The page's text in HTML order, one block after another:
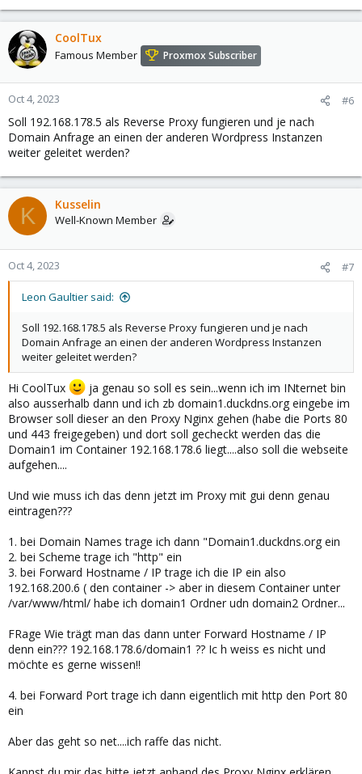
CoolTux
Famous Member Proxmox Subscriber
Oct 4, 2023 #6
Soll 192.168.178.5 als Reverse Proxy fungieren und je nach
Domain Anfrage an einen der anderen Wordpress Instanzen
weiter geleitet werden?
K Kusselin
Well-Known Member
Oct 4, 2023 #7
Leon Gaultier said:
Soll 192.168.178.5 als Reverse Proxy fungieren und je nach
Domain Anfrage an einen der anderen Wordpress Instanzen
weiter geleitet werden?
Hi CoolTux
ja genau so soll es sein...wenn ich im INternet bin
also ausserhalb dann und ich zb domain1.duckdns.org eingebe im
Browser soll dieser an den Proxy Nginx gehen (habe die Ports 80
und 443 freigegeben) und dort soll gecheckt werden das die
Domain1 im Container 192.168.178.6 liegt....also soll die webseite
aufgehen....
Und wie muss ich das denn jetzt im Proxy mit gui denn genau
eintragen???
1. bei Domain Names trage ich dann "Domain1.duckdns.org ein
2. bei Scheme trage ich "http" ein
3. bei Forward Hostname / IP trage ich die IP ein also
192.168.200.6 ( den container -> aber in diesem Container unter
/var/www/html/ habe ich domain1 Ordner udn domain2 Ordner...
FRage Wie trägt man das dann unter Forward Hostname / IP
denn ein??? 192.168.178.6/domain1 ?? Ic h weiss es nicht und
möchte es gerne wissen!!
4. bei Forward Port trage ich dann eigentlich mit http den Port 80
ein
Aber das geht so net....ich raffe das nicht.